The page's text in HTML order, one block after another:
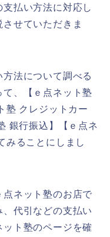
払い方法に対応し
せていただきま
法について調べる
、【ｅ点ネット塾
塾 クレジットカー
銀行振込】【ｅ点ネ
みることにしまし
ネット塾のお店で
代引などの支払い
ト塾のページを確